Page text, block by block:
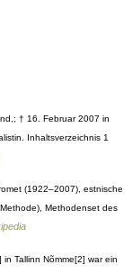
† 16. Februar 2007 in
Inhaltsverzeichnis 1
(1922–2007), estnische
Methodenset des
Tallinn Nõmme[2] war ein